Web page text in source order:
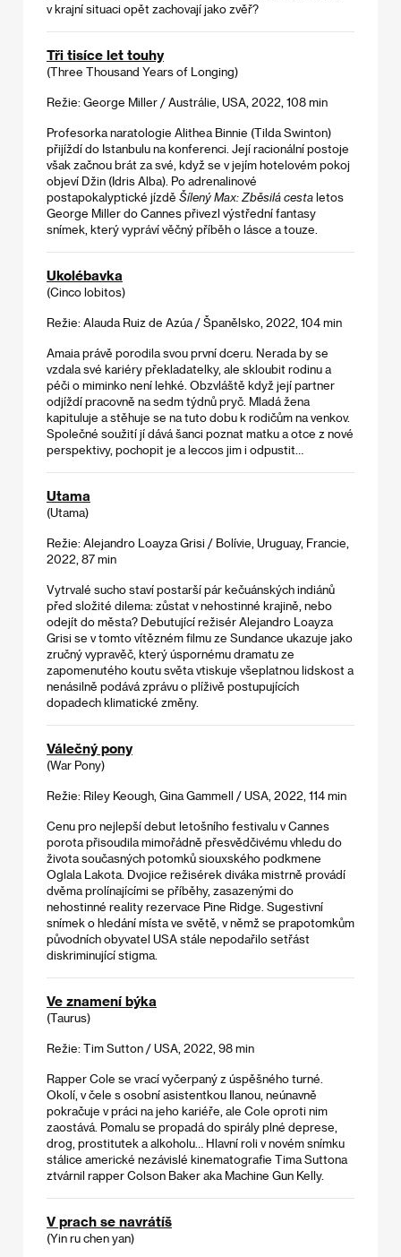
v krajní situaci opět zachovají jako zvěř?
Tři tisíce let touhy
(Three Thousand Years of Longing)
Režie: George Miller / Austrálie, USA, 2022, 108 min
Profesorka naratologie Alithea Binnie (Tilda Swinton)
přijíždí do Istanbulu na konferenci. Její racionální postoje
však začnou brát za své, když se v jejím hotelovém pokoj
objeví Džin (Idris Alba). Po adrenalinové
postapokalyptické jízdě Šílený Max: Zběsilá cesta letos
George Miller do Cannes přivezl výstřední fantasy
snímek, který vypráví věčný příběh o lásce a touze.
Ukolébavka
(Cinco lobitos)
Režie: Alauda Ruiz de Azúa / Španělsko, 2022, 104 min
Amaia právě porodila svou první dceru. Nerada by se
vzdala své kariéry překladatelky, ale skloubit rodinu a
péči o miminko není lehké. Obzvláště když její partner
odjíždí pracovně na sedm týdnů pryč. Mladá žena
kapituluje a stěhuje se na tuto dobu k rodičům na venkov.
Společné soužití jí dává šanci poznat matku a otce z nové
perspektivy, pochopit je a leccos jim i odpustit…
Utama
(Utama)
Režie: Alejandro Loayza Grisi / Bolívie, Uruguay, Francie,
2022, 87 min
Vytrvalé sucho staví postarší pár kečuánských indiánů
před složité dilema: zůstat v nehostinné krajině, nebo
odejít do města? Debutující režisér Alejandro Loayza
Grisi se v tomto vítězném filmu ze Sundance ukazuje jako
zručný vypravěč, který úspornému dramatu ze
zapomenutého koutu světa vtiskuje všeplatnou lidskost a
nenásilně podává zprávu o plíživě postupujících
dopadech klimatické změny.
Válečný pony
(War Pony)
Režie: Riley Keough, Gina Gammell / USA, 2022, 114 min
Cenu pro nejlepší debut letošního festivalu v Cannes
porota přisoudila mimořádně přesvědčivému vhledu do
života současných potomků siouxského podkmene
Oglala Lakota. Dvojice režisérek diváka mistrně provádí
dvěma prolínajícími se příběhy, zasazenými do
nehostinné reality rezervace Pine Ridge. Sugestivní
snímek o hledání místa ve světě, v němž se prapotomkům
původních obyvatel USA stále nepodařilo setřást
diskriminující stigma.
Ve znamení býka
(Taurus)
Režie: Tim Sutton / USA, 2022, 98 min
Rapper Cole se vrací vyčerpaný z úspěšného turné.
Okolí, v čele s osobní asistentkou Ilanou, neúnavně
pokračuje v práci na jeho kariéře, ale Cole oproti nim
zaostává. Pomalu se propadá do spirály plné deprese,
drog, prostitutek a alkoholu… Hlavní roli v novém snímku
stálice americké nezávislé kinematografie Tima Suttona
ztvárnil rapper Colson Baker aka Machine Gun Kelly.
V prach se navrátíš
(Yin ru chen yan)